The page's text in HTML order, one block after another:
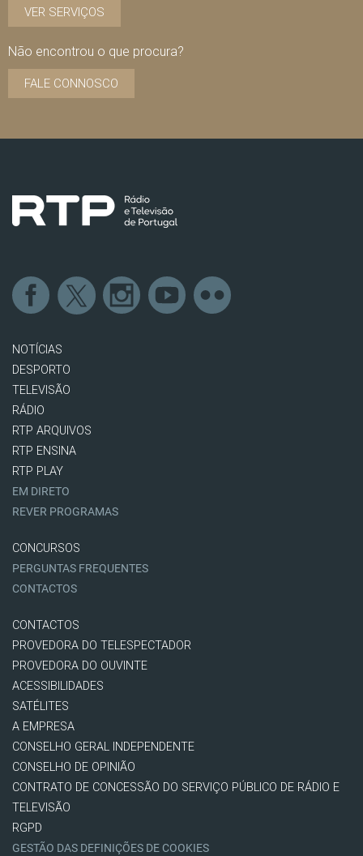
VER SERVIÇOS
Não encontrou o que procura?
FALE CONNOSCO
NOTÍCIAS
DESPORTO
TELEVISÃO
RÁDIO
RTP ARQUIVOS
RTP ENSINA
RTP PLAY
EM DIRETO
REVER PROGRAMAS
CONCURSOS
PERGUNTAS FREQUENTES
CONTACTOS
CONTACTOS
PROVEDORA DO TELESPECTADOR
PROVEDORA DO OUVINTE
ACESSIBILIDADES
SATÉLITES
A EMPRESA
CONSELHO GERAL INDEPENDENTE
CONSELHO DE OPINIÃO
CONTRATO DE CONCESSÃO DO SERVIÇO PÚBLICO DE RÁDIO E
TELEVISÃO
RGPD
GESTÃO DAS DEFINIÇÕES DE COOKIES